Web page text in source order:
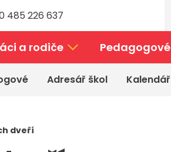
485 226 637
a rodiče Pedagogové
Adresář škol Kalendář
dveří